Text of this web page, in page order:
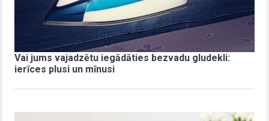
Vai jums vajadzētu iegādāties bezvadu gludekli:
ierīces plusi un mīnusi